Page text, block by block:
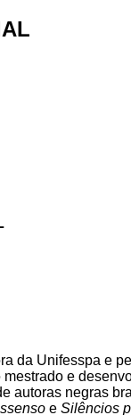
da Unifesspa e
e
autoras negras
e Silêncios